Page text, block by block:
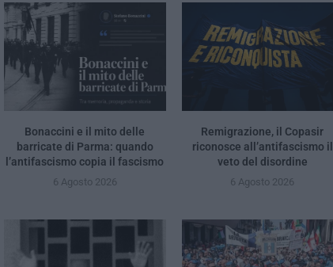
Bonaccini e il mito delle
barricate di Parma: quando
l’antifascismo copia il fascismo
6 Agosto 2026
Remigrazione, il Copasir
riconosce all’antifascismo il
veto del disordine
6 Agosto 2026